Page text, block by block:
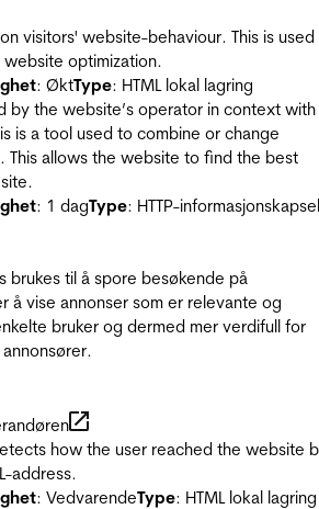
visitors' website-behaviour. This is used
website optimization.
: ØktType: HTML lokal lagring
by the website’s operator in context with
is a tool used to combine or change
allows the website to find the best
: 1 dagType: HTTP-informasjonskapsel
brukes til å spore besøkende på
å vise annonser som er relevante og
bruker og dermed mer verdifull for
how the user reached the website
address.
: VedvarendeType: HTML lokal lagring